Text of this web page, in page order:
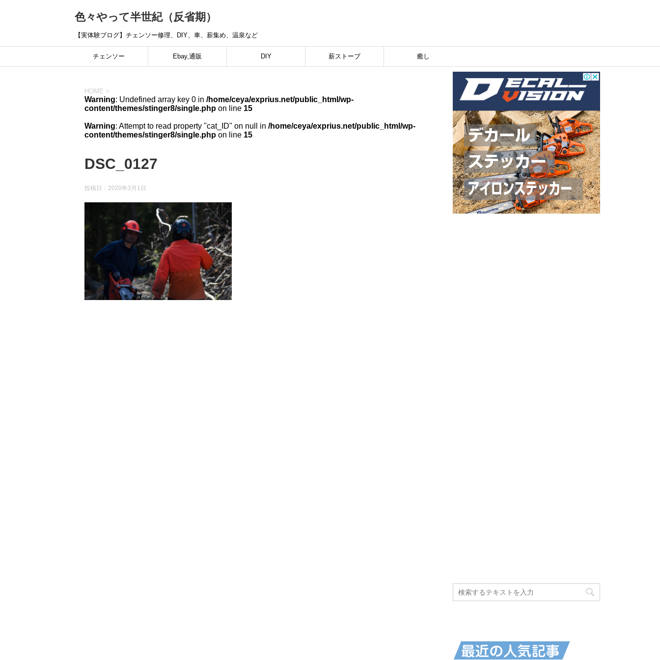
色々やって半世紀（反省期）
【実体験ブログ】チェンソー修理、DIY、車、薪集め、温泉など
チェンソー Ebay,通販 DIY 薪ストーブ 癒し
HOME >
Warning: Undefined array key 0 in /home/ceya/exprius.net/public_html/wp-
content/themes/stinger8/single.php on line 15
Warning: Attempt to read property "cat_ID" on null in /home/ceya/exprius.net/public_html/wp-
content/themes/stinger8/single.php on line 15
DSC_0127
投稿日： 2020年3月1日